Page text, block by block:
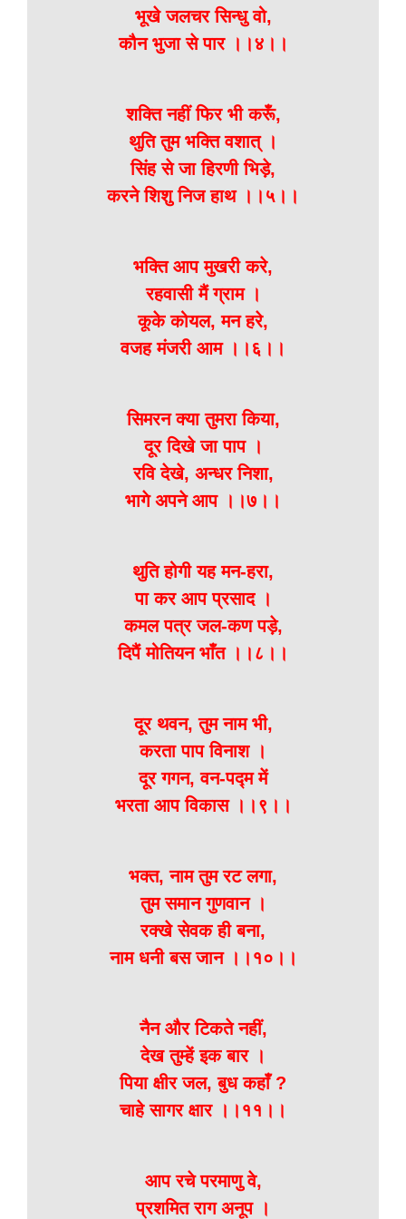
भूखे जलचर सिन्धु वो,
कौन भुजा से पार ।।४।।
शक्ति नहीं फिर भी करूँ,
थुति तुम भक्ति वशात् ।
सिंह से जा हिरणी भिड़े,
करने शिशु निज हाथ ।।५।।
भक्ति आप मुखरी करे,
रहवासी मैं ग्राम ।
कूके कोयल, मन हरे,
वजह मंजरी आम ।।६।।
सिमरन क्या तुमरा किया,
दूर दिखे जा पाप ।
रवि देखे, अन्धर निशा,
भागे अपने आप ।।७।।
थुति होगी यह मन-हरा,
पा कर आप प्रसाद ।
कमल पत्र जल-कण पड़े,
दिपैं मोतियन भाँत ।।८।।
दूर थवन, तुम नाम भी,
करता पाप विनाश ।
दूर गगन, वन-पद्म में
भरता आप विकास ।।९।।
भक्त, नाम तुम रट लगा,
तुम समान गुणवान ।
रक्खे सेवक ही बना,
नाम धनी बस जान ।।१०।।
नैन और टिकते नहीं,
देख तुम्हें इक बार ।
पिया क्षीर जल, बुध कहाँ ?
चाहे सागर क्षार ।।११।।
आप रचे परमाणु वे,
प्रशमित राग अनूप ।